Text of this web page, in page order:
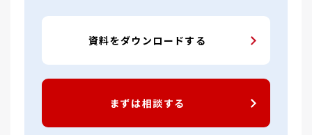
資料をダウンロードする
まずは相談する